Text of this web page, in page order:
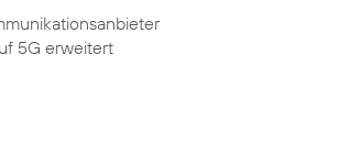
5G erweitert